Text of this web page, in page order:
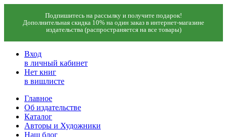
Подпишитесь на рассылку и получите подарок!
Дополнительная скидка 10% на один заказ в интернет-магазине
издательства (распространяется на все товары)
Вход
в личный кабинет
Нет книг
в вишлисте
Главное
Об издательстве
Каталог
Авторы и Художники
Наш блог